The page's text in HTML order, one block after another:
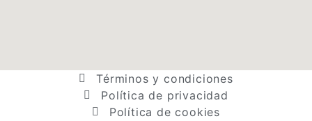
Términos y condiciones
Política de privacidad
Política de cookies